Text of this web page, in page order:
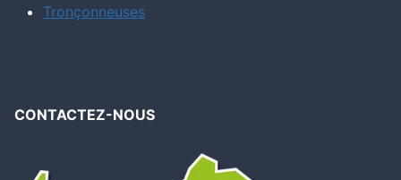
Tronçonneuses
CONTACTEZ-NOUS